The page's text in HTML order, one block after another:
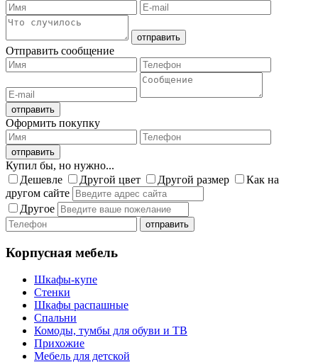
Отправить сообщение
Оформить покупку
Купил бы, но нужно...
Дешевле
Другой цвет Другой размер
Как на
другом сайте
Другое
Корпусная мебель
Шкафы-купе
Стенки
Шкафы распашные
Спальни
Комоды, тумбы для обуви и ТВ
Прихожие
Мебель для детской